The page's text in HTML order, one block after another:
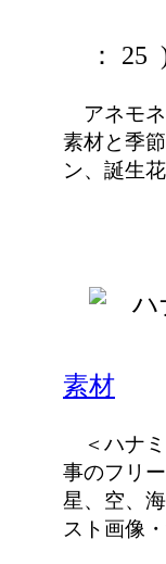
： 25
アネモ
素材と季
ン、誕生花
素材
＜ハナ
事のフリ
星、空、
スト画像